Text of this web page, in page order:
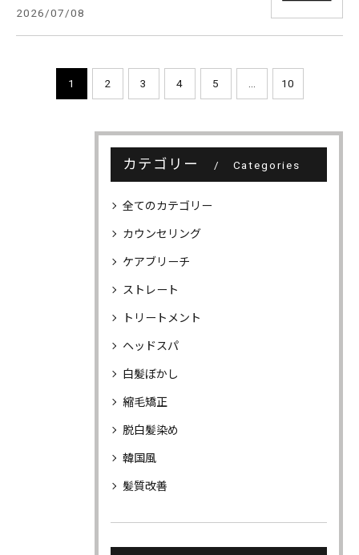
2026/07/08
1 2 3 4 5 10
カテゴリー Categories
全てのカテゴリー
カウンセリング
ケアブリーチ
ストレート
トリートメント
ヘッドスパ
白髪ぼかし
縮毛矯正
脱白髪染め
韓国風
髪質改善